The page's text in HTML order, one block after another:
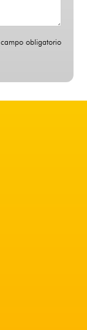
campo obligatorio